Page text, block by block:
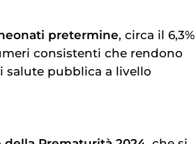
pretermine, circa il 6,3%
consistenti che rendono
salute pubblica a livello